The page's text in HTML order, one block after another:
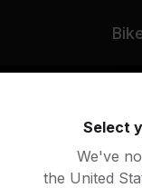
Select
We've
the United